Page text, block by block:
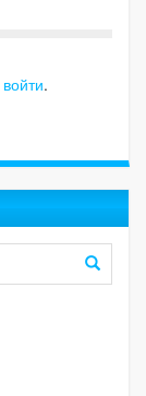
войти.